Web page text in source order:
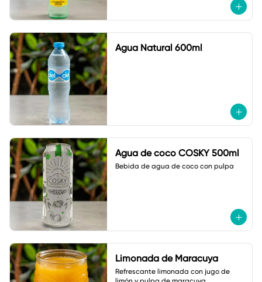
Agua Natural 600ml
Agua de coco COSKY 500ml
Bebida de agua de coco con pulpa
Limonada de Maracuya
Refrescante limonada con jugo de